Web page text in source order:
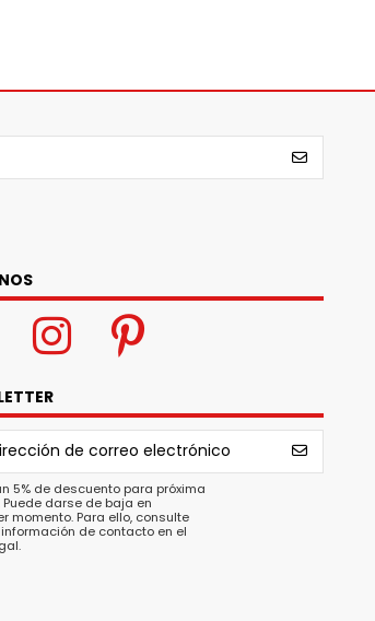
5% de descuento para próxima
Puede darse de baja en
momento. Para ello, consulte
de contacto en el